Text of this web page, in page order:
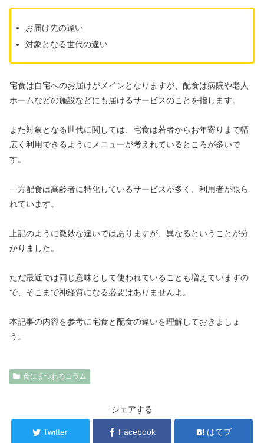
お届け先の違い
対象となる世代の違い
宅食は自宅へのお届けがメインとなりますが、配食は病院や老人
ホームなどの施設などにも届けるサービスのことを指します。
また対象となる世代に関しては、宅食は若者からお年寄りまで幅
広く利用できるようにメニューが考えれているところが多いで
す。
一方配食は高齢者に特化しているサービスが多く、利用者が限ら
れています。
上記のように微妙な違いではありますが、異なるということが分
かりました。
ただ最近では同じ意味として使われていることも増えていますの
で、そこまで神経質になる必要はありませんよ。
本記事の内容を参考に宅食と配食の違いを理解しておきましょ
う。
食にまつわるコラム
シェアする
Twitter Facebook はてブ